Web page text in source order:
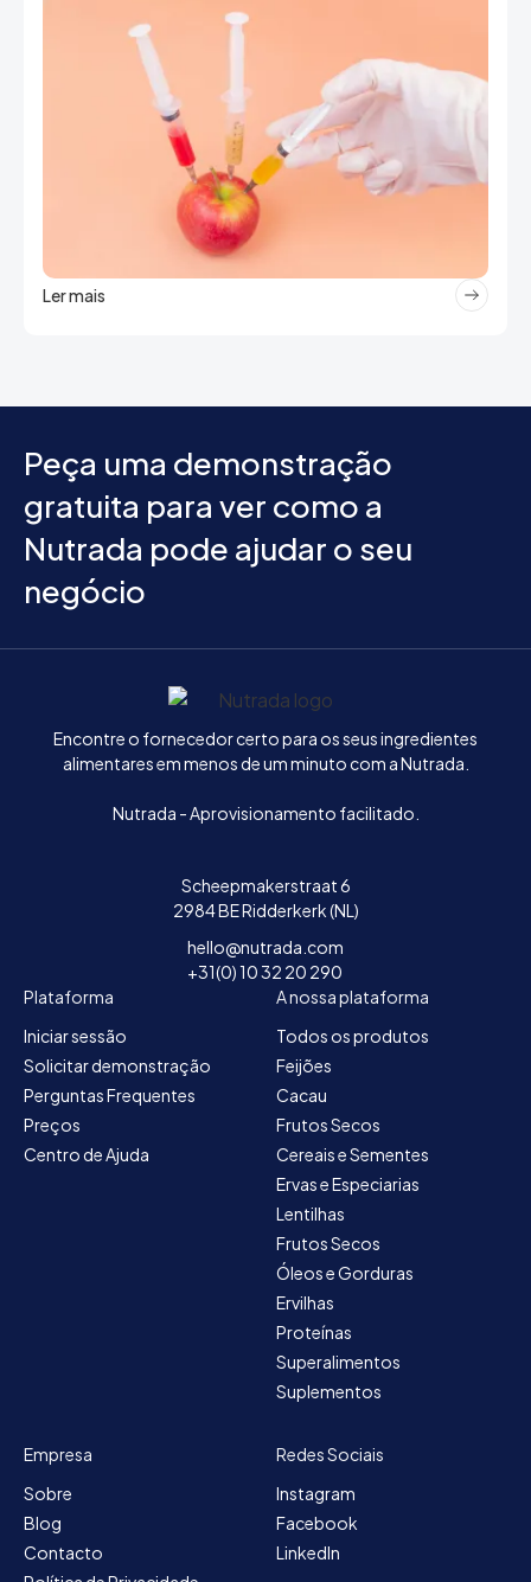
Ler mais
Peça uma demonstração
gratuita para ver como a
Nutrada pode ajudar o seu
negócio
Início
Encontre o fornecedor certo para os seus ingredientes
alimentares em menos de um minuto com a Nutrada.
Nutrada - Aprovisionamento facilitado.
Scheepmakerstraat 6
2984 BE Ridderkerk (NL)
hello@nutrada.com
+31(0) 10 32 20 290
Plataforma
Iniciar sessão
Solicitar demonstração
Perguntas Frequentes
Preços
Centro de Ajuda
A nossa plataforma
Todos os produtos
Feijões
Cacau
Frutos Secos
Cereais e Sementes
Ervas e Especiarias
Lentilhas
Frutos Secos
Óleos e Gorduras
Ervilhas
Proteínas
Superalimentos
Suplementos
Empresa
Sobre
Blog
Contacto
Redes Sociais
Instagram
Facebook
LinkedIn